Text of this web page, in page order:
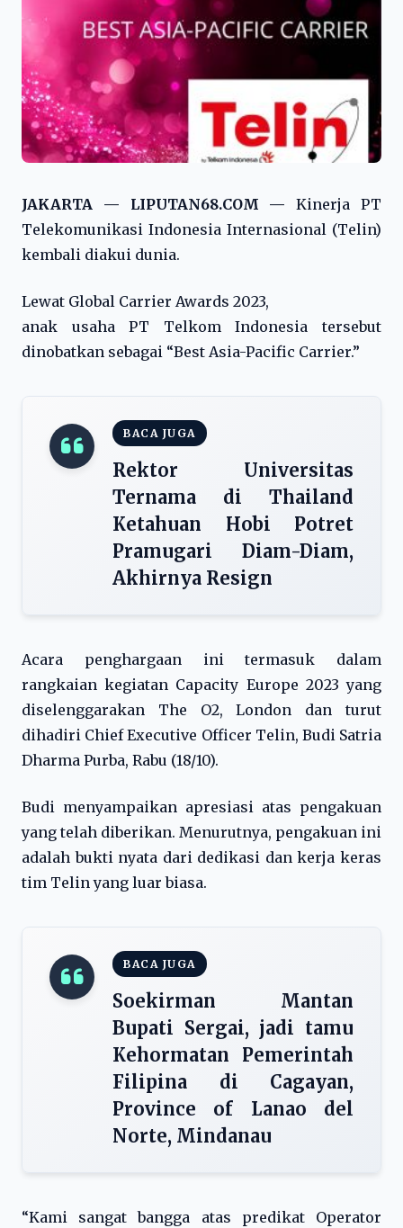
JAKARTA — LIPUTAN68.COM — Kinerja PT
Telekomunikasi Indonesia Internasional (Telin)
kembali diakui dunia.
Lewat Global Carrier Awards 2023,
anak usaha PT Telkom Indonesia tersebut
dinobatkan sebagai “Best Asia-Pacific Carrier.”
BACA JUGA
Rektor Universitas
Ternama di Thailand
Ketahuan Hobi Potret
Pramugari Diam-Diam,
Akhirnya Resign
Acara penghargaan ini termasuk dalam
rangkaian kegiatan Capacity Europe 2023 yang
diselenggarakan The O2, London dan turut
dihadiri Chief Executive Officer Telin, Budi Satria
Dharma Purba, Rabu (18/10).
Budi menyampaikan apresiasi atas pengakuan
yang telah diberikan. Menurutnya, pengakuan ini
adalah bukti nyata dari dedikasi dan kerja keras
tim Telin yang luar biasa.
BACA JUGA
Soekirman Mantan
Bupati Sergai, jadi tamu
Kehormatan Pemerintah
Filipina di Cagayan,
Province of Lanao del
Norte, Mindanau
“Kami sangat bangga atas predikat Operator